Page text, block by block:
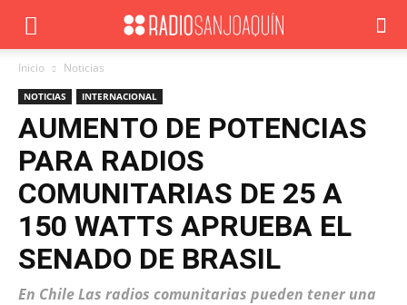
Inicio Noticias
NOTICIAS INTERNACIONAL
AUMENTO DE POTENCIAS
PARA RADIOS
COMUNITARIAS DE 25 A
150 WATTS APRUEBA EL
SENADO DE BRASIL
En Chile Las radios comunitarias pueden tener una